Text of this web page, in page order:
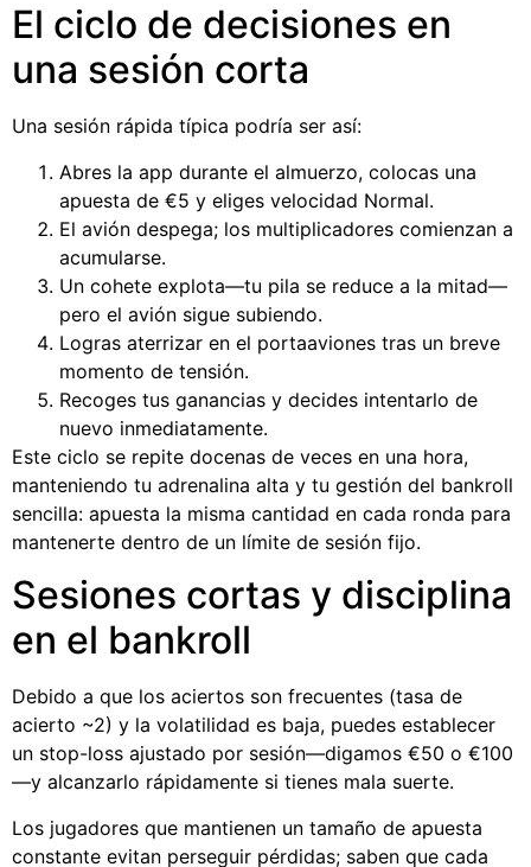
El ciclo de decisiones en
una sesión corta
Una sesión rápida típica podría ser así:
Abres la app durante el almuerzo, colocas una
apuesta de €5 y eliges velocidad Normal.
El avión despega; los multiplicadores comienzan a
acumularse.
Un cohete explota—tu pila se reduce a la mitad—
pero el avión sigue subiendo.
Logras aterrizar en el portaaviones tras un breve
momento de tensión.
Recoges tus ganancias y decides intentarlo de
nuevo inmediatamente.
Este ciclo se repite docenas de veces en una hora,
manteniendo tu adrenalina alta y tu gestión del bankroll
sencilla: apuesta la misma cantidad en cada ronda para
mantenerte dentro de un límite de sesión fijo.
Sesiones cortas y disciplina
en el bankroll
Debido a que los aciertos son frecuentes (tasa de
acierto ~2) y la volatilidad es baja, puedes establecer
un stop-loss ajustado por sesión—digamos €50 o €100
—y alcanzarlo rápidamente si tienes mala suerte.
Los jugadores que mantienen un tamaño de apuesta
constante evitan perseguir pérdidas; saben que cada